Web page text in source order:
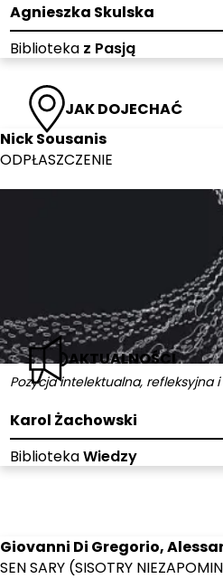
JAK DOJECHAĆ
AKTUALNOŚCI
Agnieszka Skulska
Biblioteka z Pasją
Pozycja intelektualna, refleksyjna
Karol Żachowski
BibliotekaWiedzy
Nick Sousanis
ODPŁASZCZENIE
Giovanni Di Gregorio,
SEN SARY (SISOTRY